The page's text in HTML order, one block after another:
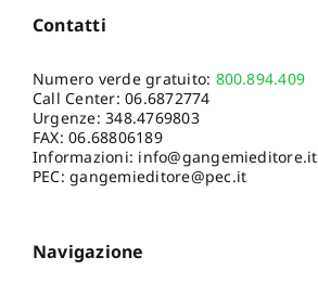
Contatti
Numero verde gratuito: 800.894.409
Call Center:06.6872774
Urgenze:348.4769803
FAX: 06.68806189
Informazioni: info@gangemieditore.it
PEC: gangemieditore@pec.it
Navigazione